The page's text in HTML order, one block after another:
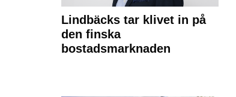
Lindbäcks tar klivet in på
den finska
bostadsmarknaden